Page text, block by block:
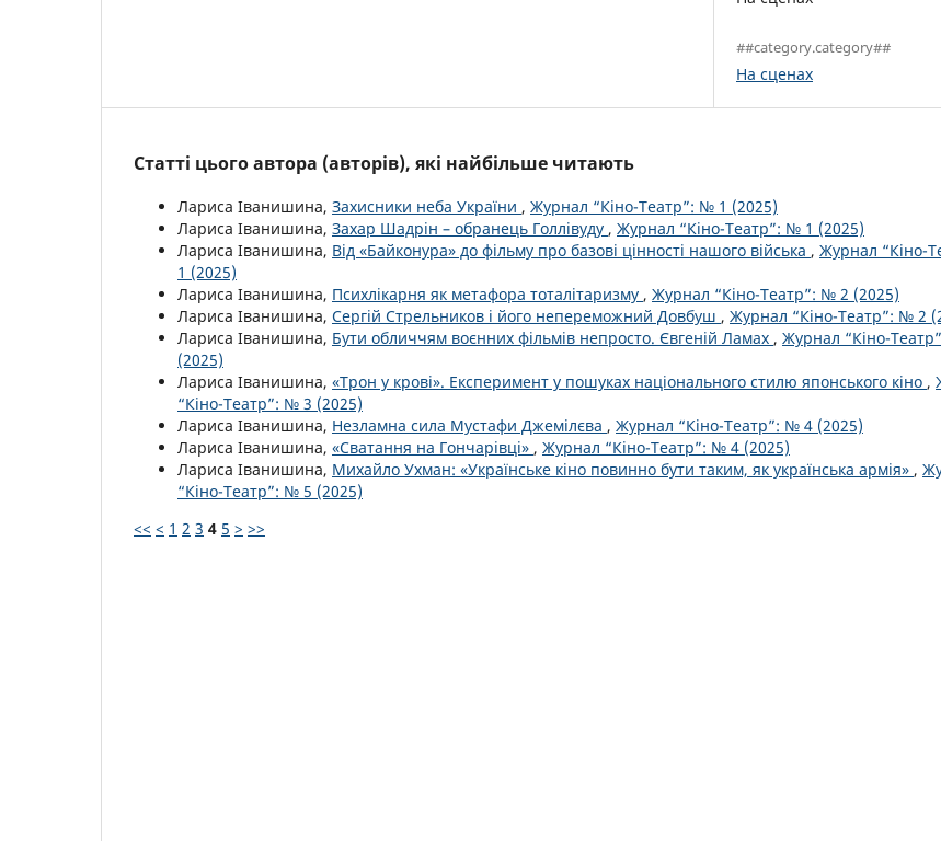
##category.category##
На сценах
Статті цього автора (авторів), які найбільше читають
Лариса Іванишина, Захисники неба України , Журнал “Кіно-Театр”: № 1 (2025)
Лариса Іванишина, Захар Шадрін – обранець Голлівуду , Журнал “Кіно-Театр”: № 1 (2025)
Лариса Іванишина, Від «Байконура» до фільму про базові цінності нашого війська , Журнал “Кіно-
1 (2025)
Лариса Іванишина, Психлікарня як метафора тоталітаризму , Журнал “Кіно-Театр”: № 2 (2025)
Лариса Іванишина, Сергій Стрельников і його непереможний Довбуш , Журнал “Кіно-Театр”: № 2
Лариса Іванишина, Бути обличчям воєнних фільмів непросто. Євгеній Ламах , Журнал “Кіно-
(2025)
Лариса Іванишина, «Трон у крові». Експеримент у пошуках національного стилю японського кіно ,
“Кіно-Театр”: № 3 (2025)
Лариса Іванишина, Незламна сила Мустафи Джемілєва , Журнал “Кіно-Театр”: № 4 (2025)
Лариса Іванишина, «Сватання на Гончарівці» , Журнал “Кіно-Театр”: № 4 (2025)
Лариса Іванишина, Михайло Ухман: «Українське кіно повинно бути таким, як українська армія» ,
“Кіно-Театр”: № 5 (2025)
<< < 1 2 3 4 5 > >>